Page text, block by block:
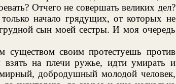
Отчего не совершать великих дел?
начало грядущих, от которых не
сын моей сестры. И моя очередь
существом своим протестуешь против
взять на плечи ружье, идти умирать и
добродушный молодой человек,